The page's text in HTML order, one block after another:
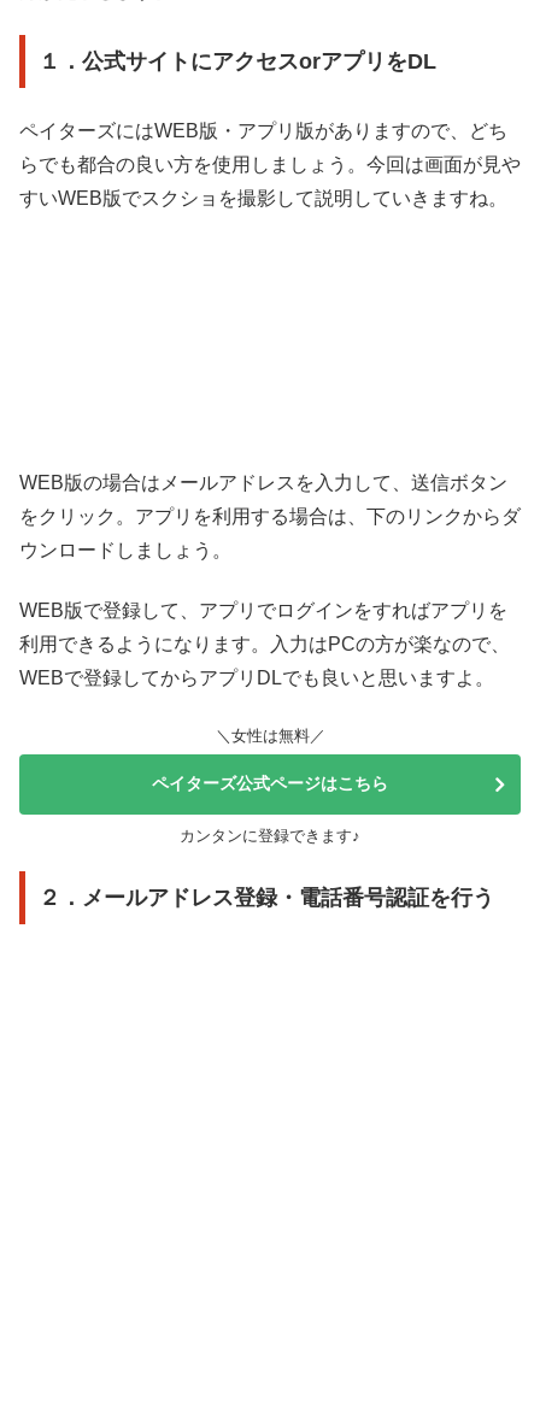
１．公式サイトにアクセスorアプリをDL
ペイターズにはWEB版・アプリ版がありますので、どち
らでも都合の良い方を使用しましょう。今回は画面が見や
すいWEB版でスクショを撮影して説明していきますね。
WEB版の場合はメールアドレスを入力して、送信ボタン
をクリック。アプリを利用する場合は、下のリンクからダ
ウンロードしましょう。
WEB版で登録して、アプリでログインをすればアプリを
利用できるようになります。入力はPCの方が楽なので、
WEBで登録してからアプリDLでも良いと思いますよ。
＼女性は無料／
ペイターズ公式ページはこちら
カンタンに登録できます♪
２．メールアドレス登録・電話番号認証を行う